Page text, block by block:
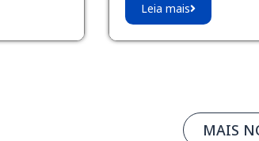
Leia mais
MAIS